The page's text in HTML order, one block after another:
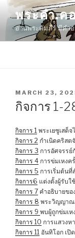
Skip
content
พระคำ.ค
อ่านพระคัมภีร์ มีคำอ
POSTED
ON
MARCH 23,
กิจการ 1-
กิจการ 1 พระเยซูเสด็
กิจการ 2 กำเนิดคริสต
กิจการ 3 การอัศจรร
กิจการ 4 การข่มเหงค
กิจการ 5 การเริ่มต้น
กิจการ6 แต่งตั้งผู้รับใ
กิจการ 7 คำอธิบายขอ
กิจการ 8 พระวิญญาณ
กิจการ 9 พบผู้ถูกข่มเห
กิจการ 10 การแสวงห
กิจการ 11 อันทิโอก เปิ